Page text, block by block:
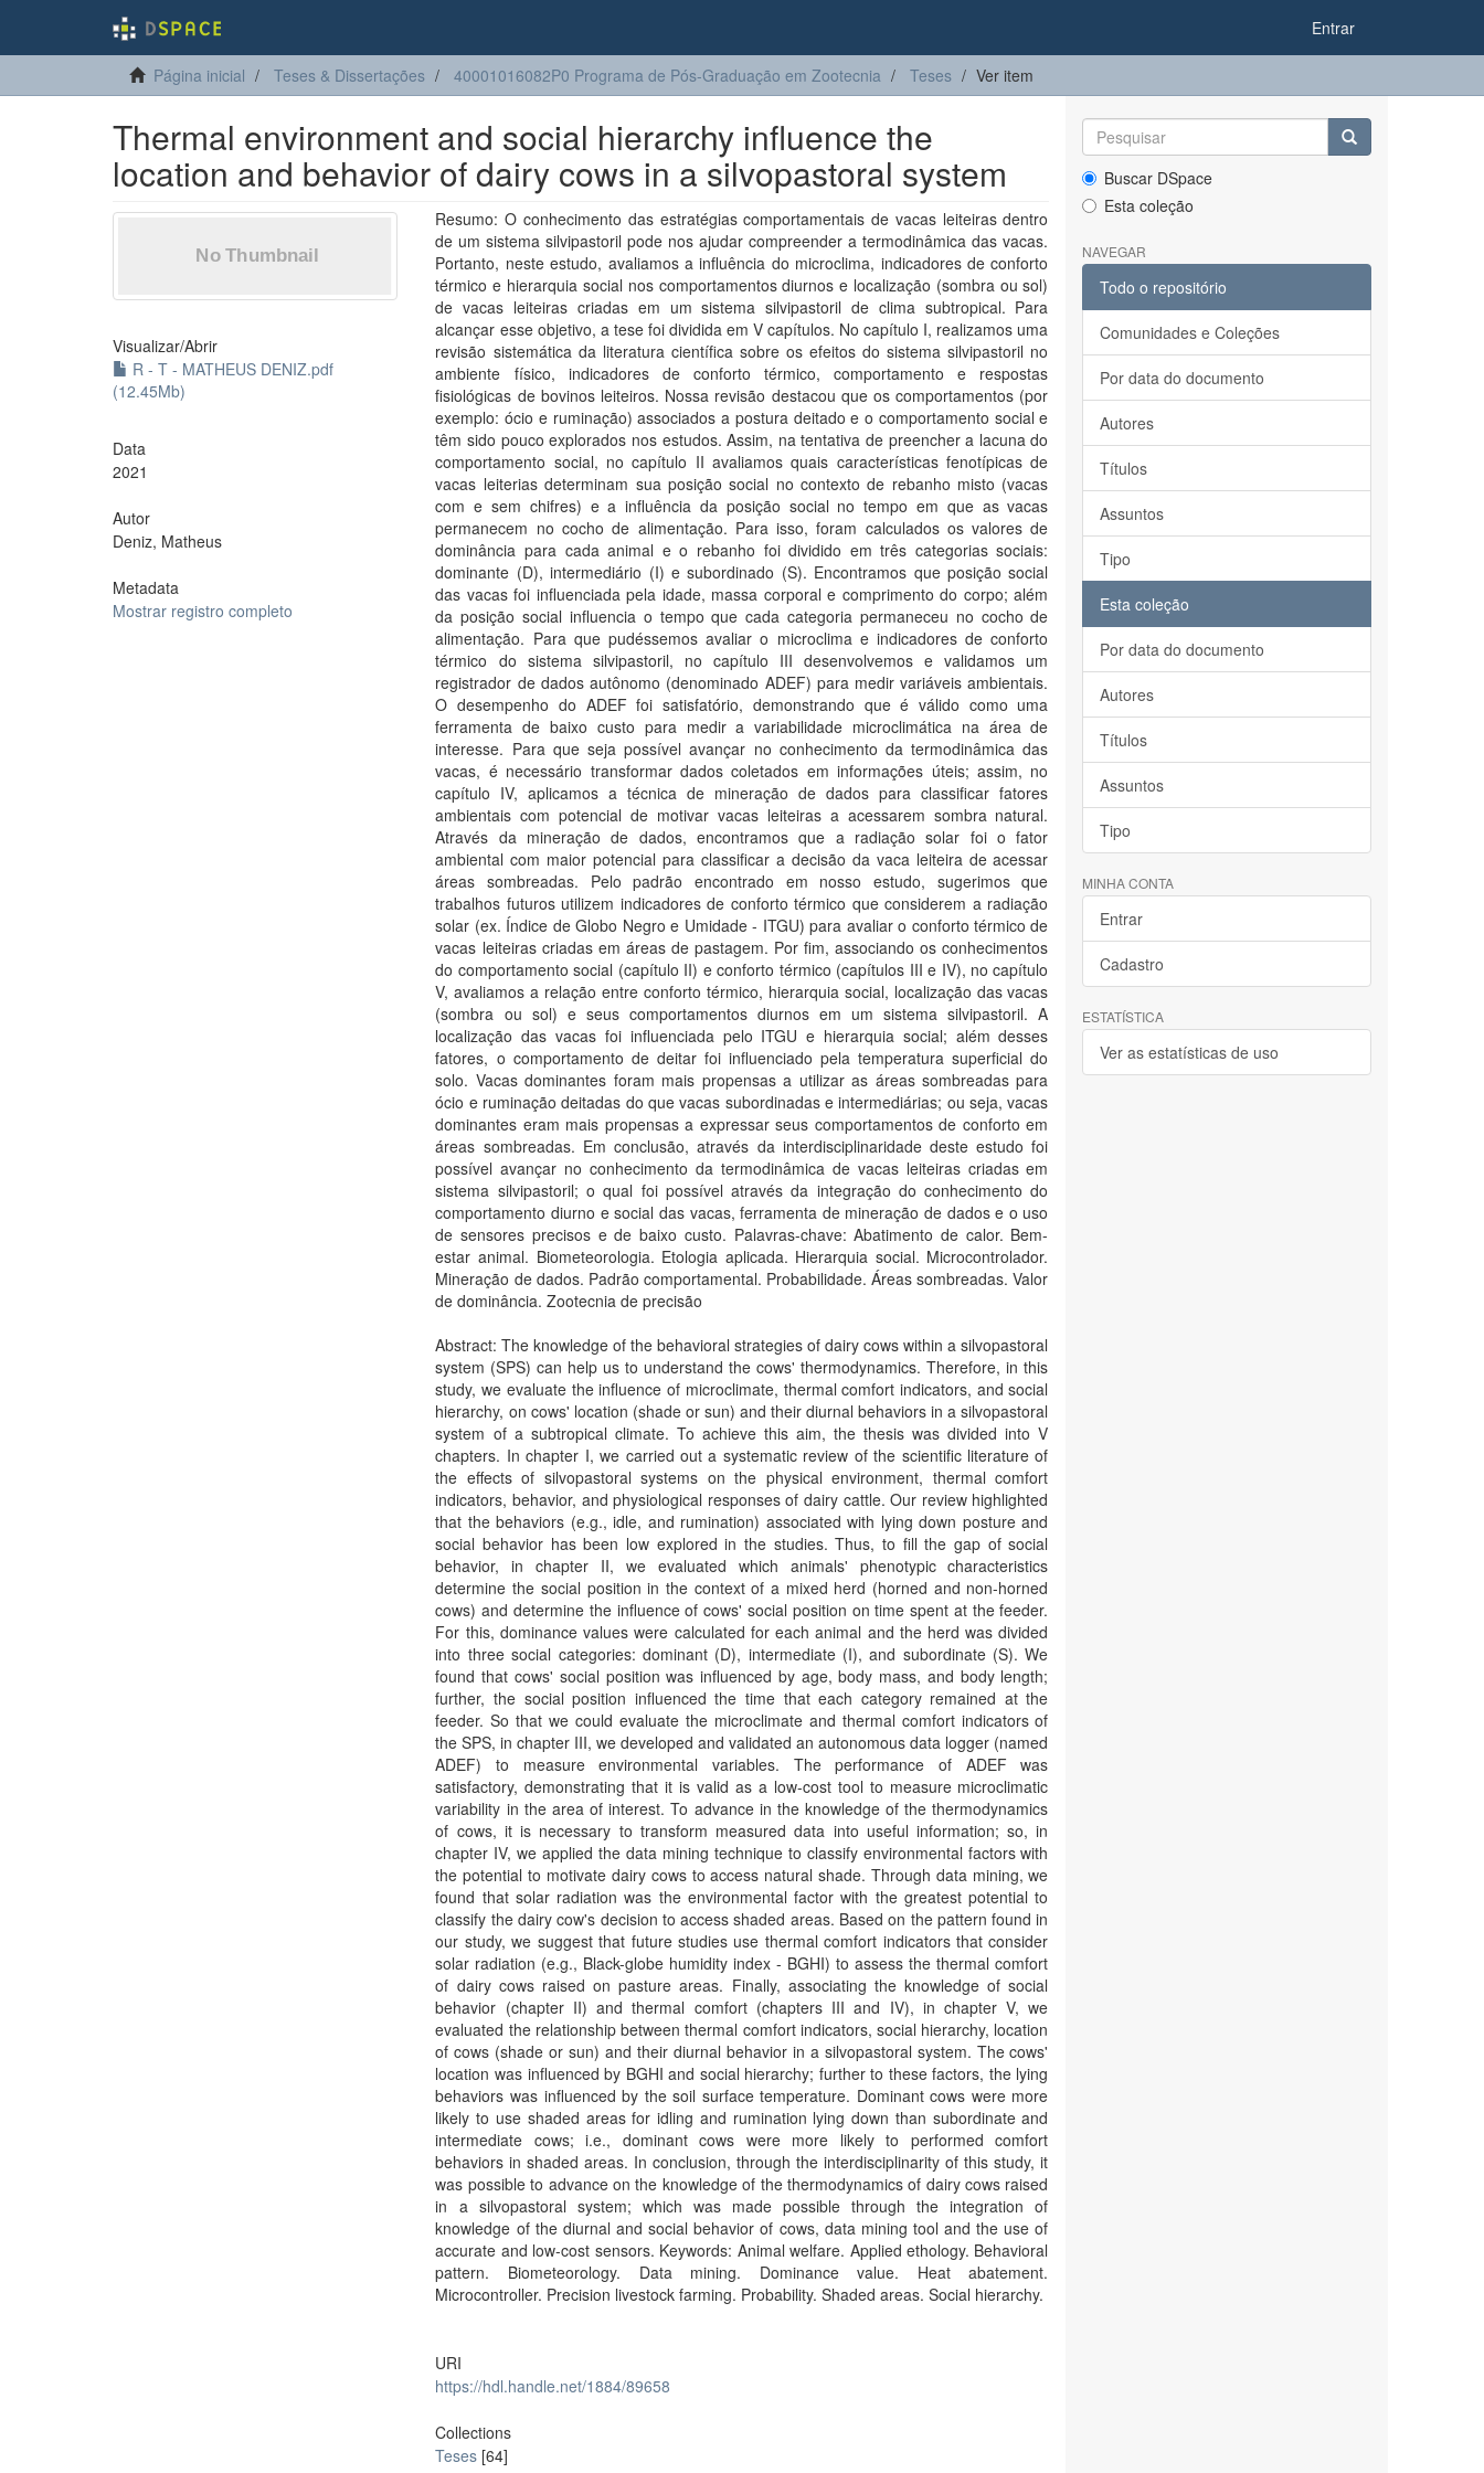
Entrar
Página inicial Teses & Dissertações 40001016082P0 Programa de Pós-Graduação em Zootecnia Teses Ver item
Thermal environment and social hierarchy influence the
location and behavior of dairy cows in a silvopastoral system
Visualizar/Abrir
R - T - MATHEUS DENIZ.pdf
(12.45Mb)
Data
2021
Autor
Deniz, Matheus
Metadata
Mostrar registro completo
Resumo: O conhecimento das estratégias comportamentais de vacas leiteiras dentro
de um sistema silvipastoril pode nos ajudar compreender a termodinâmica das vacas.
Portanto, neste estudo, avaliamos a influência do microclima, indicadores de conforto
térmico e hierarquia social nos comportamentos diurnos e localização (sombra ou sol)
de vacas leiteiras criadas em um sistema silvipastoril de clima subtropical. Para
alcançar esse objetivo, a tese foi dividida em V capítulos. No capítulo I, realizamos uma
revisão sistemática da literatura científica sobre os efeitos do sistema silvipastoril no
ambiente físico, indicadores de conforto térmico, comportamento e respostas
fisiológicas de bovinos leiteiros. Nossa revisão destacou que os comportamentos (por
exemplo: ócio e ruminação) associados a postura deitado e o comportamento social e
têm sido pouco explorados nos estudos. Assim, na tentativa de preencher a lacuna do
comportamento social, no capítulo II avaliamos quais características fenotípicas de
vacas leiterias determinam sua posição social no contexto de rebanho misto (vacas
com e sem chifres) e a influência da posição social no tempo em que as vacas
permanecem no cocho de alimentação. Para isso, foram calculados os valores de
dominância para cada animal e o rebanho foi dividido em três categorias sociais:
dominante (D), intermediário (I) e subordinado (S). Encontramos que posição social
das vacas foi influenciada pela idade, massa corporal e comprimento do corpo; além
da posição social influencia o tempo que cada categoria permaneceu no cocho de
alimentação. Para que pudéssemos avaliar o microclima e indicadores de conforto
térmico do sistema silvipastoril, no capítulo III desenvolvemos e validamos um
registrador de dados autônomo (denominado ADEF) para medir variáveis ambientais.
O desempenho do ADEF foi satisfatório, demonstrando que é válido como uma
ferramenta de baixo custo para medir a variabilidade microclimática na área de
interesse. Para que seja possível avançar no conhecimento da termodinâmica das
vacas, é necessário transformar dados coletados em informações úteis; assim, no
capítulo IV, aplicamos a técnica de mineração de dados para classificar fatores
ambientais com potencial de motivar vacas leiteiras a acessarem sombra natural.
Através da mineração de dados, encontramos que a radiação solar foi o fator
ambiental com maior potencial para classificar a decisão da vaca leiteira de acessar
áreas sombreadas. Pelo padrão encontrado em nosso estudo, sugerimos que
trabalhos futuros utilizem indicadores de conforto térmico que considerem a radiação
solar (ex. Índice de Globo Negro e Umidade - ITGU) para avaliar o conforto térmico de
vacas leiteiras criadas em áreas de pastagem. Por fim, associando os conhecimentos
do comportamento social (capítulo II) e conforto térmico (capítulos III e IV), no capítulo
V, avaliamos a relação entre conforto térmico, hierarquia social, localização das vacas
(sombra ou sol) e seus comportamentos diurnos em um sistema silvipastoril. A
localização das vacas foi influenciada pelo ITGU e hierarquia social; além desses
fatores, o comportamento de deitar foi influenciado pela temperatura superficial do
solo. Vacas dominantes foram mais propensas a utilizar as áreas sombreadas para
ócio e ruminação deitadas do que vacas subordinadas e intermediárias; ou seja, vacas
dominantes eram mais propensas a expressar seus comportamentos de conforto em
áreas sombreadas. Em conclusão, através da interdisciplinaridade deste estudo foi
possível avançar no conhecimento da termodinâmica de vacas leiteiras criadas em
sistema silvipastoril; o qual foi possível através da integração do conhecimento do
comportamento diurno e social das vacas, ferramenta de mineração de dados e o uso
de sensores precisos e de baixo custo. Palavras-chave: Abatimento de calor. Bem-
estar animal. Biometeorologia. Etologia aplicada. Hierarquia social. Microcontrolador.
Mineração de dados. Padrão comportamental. Probabilidade. Áreas sombreadas. Valor
de dominância. Zootecnia de precisão
Abstract: The knowledge of the behavioral strategies of dairy cows within a silvopastoral
system (SPS) can help us to understand the cows' thermodynamics. Therefore, in this
study, we evaluate the influence of microclimate, thermal comfort indicators, and social
hierarchy, on cows' location (shade or sun) and their diurnal behaviors in a silvopastoral
system of a subtropical climate. To achieve this aim, the thesis was divided into V
chapters. In chapter I, we carried out a systematic review of the scientific literature of
the effects of silvopastoral systems on the physical environment, thermal comfort
indicators, behavior, and physiological responses of dairy cattle. Our review highlighted
that the behaviors (e.g., idle, and rumination) associated with lying down posture and
social behavior has been low explored in the studies. Thus, to fill the gap of social
behavior, in chapter II, we evaluated which animals' phenotypic characteristics
determine the social position in the context of a mixed herd (horned and non-horned
cows) and determine the influence of cows' social position on time spent at the feeder.
For this, dominance values were calculated for each animal and the herd was divided
into three social categories: dominant (D), intermediate (I), and subordinate (S). We
found that cows' social position was influenced by age, body mass, and body length;
further, the social position influenced the time that each category remained at the
feeder. So that we could evaluate the microclimate and thermal comfort indicators of
the SPS, in chapter III, we developed and validated an autonomous data logger (named
ADEF) to measure environmental variables. The performance of ADEF was
satisfactory, demonstrating that it is valid as a low-cost tool to measure microclimatic
variability in the area of interest. To advance in the knowledge of the thermodynamics
of cows, it is necessary to transform measured data into useful information; so, in
chapter IV, we applied the data mining technique to classify environmental factors with
the potential to motivate dairy cows to access natural shade. Through data mining, we
found that solar radiation was the environmental factor with the greatest potential to
classify the dairy cow's decision to access shaded areas. Based on the pattern found in
our study, we suggest that future studies use thermal comfort indicators that consider
solar radiation (e.g., Black-globe humidity index - BGHI) to assess the thermal comfort
of dairy cows raised on pasture areas. Finally, associating the knowledge of social
behavior (chapter II) and thermal comfort (chapters III and IV), in chapter V, we
evaluated the relationship between thermal comfort indicators, social hierarchy, location
of cows (shade or sun) and their diurnal behavior in a silvopastoral system. The cows'
location was influenced by BGHI and social hierarchy; further to these factors, the lying
behaviors was influenced by the soil surface temperature. Dominant cows were more
likely to use shaded areas for idling and rumination lying down than subordinate and
intermediate cows; i.e., dominant cows were more likely to performed comfort
behaviors in shaded areas. In conclusion, through the interdisciplinarity of this study, it
was possible to advance on the knowledge of the thermodynamics of dairy cows raised
in a silvopastoral system; which was made possible through the integration of
knowledge of the diurnal and social behavior of cows, data mining tool and the use of
accurate and low-cost sensors. Keywords: Animal welfare. Applied ethology. Behavioral
pattern. Biometeorology. Data mining. Dominance value. Heat abatement.
Microcontroller. Precision livestock farming. Probability. Shaded areas. Social hierarchy.
URI
https://hdl.handle.net/1884/89658
Collections
Teses [64]
Buscar DSpace
Esta coleção
NAVEGAR
Todo o repositório
Comunidades e Coleções
Por data do documento
Autores
Títulos
Assuntos
Tipo
Esta coleção
Por data do documento
Autores
Títulos
Assuntos
Tipo
MINHA CONTA
Entrar
Cadastro
ESTATÍSTICA
Ver as estatísticas de uso